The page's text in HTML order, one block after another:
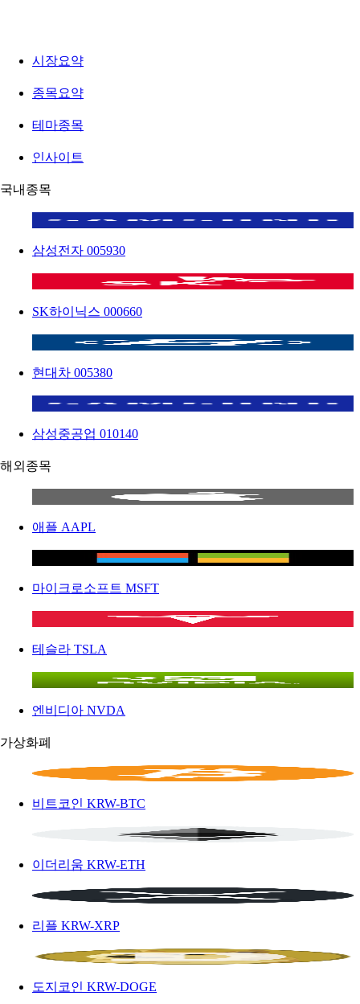
시장요약
종목요약
테마종목
인사이트
국내종목
삼성전자 005930
SK하이닉스 000660
현대차 005380
삼성중공업 010140
해외종목
애플 AAPL
마이크로소프트 MSFT
테슬라 TSLA
엔비디아 NVDA
가상화폐
비트코인 KRW-BTC
이더리움 KRW-ETH
리플 KRW-XRP
도지코인 KRW-DOGE